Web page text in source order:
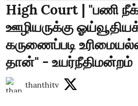
High Court | "பணி
ஊழியருக்கு
கருணைப்படி
தான்" - உயர்நீதிமன்றம்
thanthitv